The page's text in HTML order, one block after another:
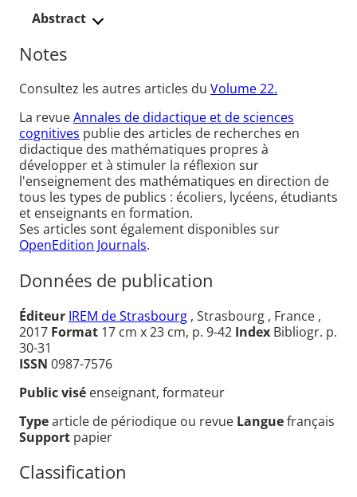
Abstract
Notes
Consultez les autres articles du Volume 22.
La revueAnnales de didactique et de sciences
cognitives publie des articles de recherches en
didactique des mathématiques propres à
développer et à stimuler la réflexion sur
l'enseignement des mathématiques en direction de
tous les types de publics : écoliers, lycéens, étudiants
et enseignants en formation.
Ses articles sont également disponibles sur
OpenEdition Journals.
Données de publication
Éditeur IREM de Strasbourg , Strasbourg , France ,
2017 Format 17 cm x 23 cm, p. 9-42 Index Bibliogr. p.
30-31
ISSN 0987-7576
Public visé enseignant, formateur
Typearticle de périodique ou revue Languefrançais
Support papier
Classification